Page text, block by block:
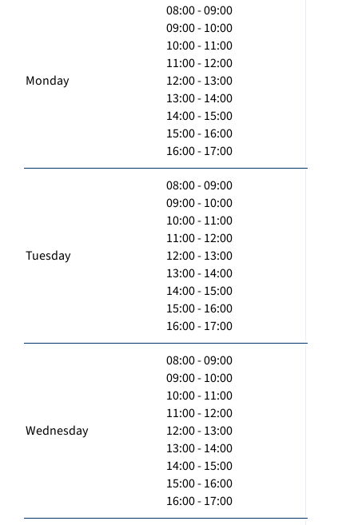
Monday
08:00 - 09:00
09:00 - 10:00
10:00 - 11:00
11:00 - 12:00
12:00 - 13:00
13:00 - 14:00
14:00 - 15:00
15:00 - 16:00
16:00 - 17:00
Tuesday
08:00 - 09:00
09:00 - 10:00
10:00 - 11:00
11:00 - 12:00
12:00 - 13:00
13:00 - 14:00
14:00 - 15:00
15:00 - 16:00
16:00 - 17:00
Wednesday
08:00 - 09:00
09:00 - 10:00
10:00 - 11:00
11:00 - 12:00
12:00 - 13:00
13:00 - 14:00
14:00 - 15:00
15:00 - 16:00
16:00 - 17:00